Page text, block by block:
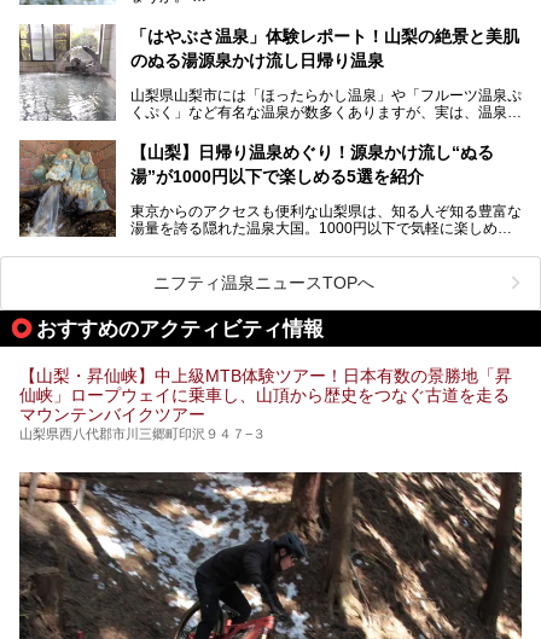
では循環濾過の沸かし湯が一般的ですが、ここは本物の極上
温泉。まさに価格破壊と言えるクオリティです。
室や無料朝食などをご紹介。温泉通が口を揃えて絶賛する神
コスパ宿の全貌を徹底解説します！
なかなか体験できない、湯治体験が日帰りでできる温浴施設
が山梨にあります。
ぴあ」の魅力をご紹介します。
提供元：株式会社湯ーとぴあ【PR】
この記事は株式会社湯ーとぴあのPRレポート記事です。
「はやぶさ温泉」体験レポート！山梨の絶景と美肌
のぬる湯源泉かけ流し日帰り温泉
山梨県山梨市には「ほったらかし温泉」や「フルーツ温泉ぷ
くぷく」など有名な温泉が数多くありますが、実は、温泉マ
です。今回紹介する「はやぶさ温泉」も、そのひとつ。温泉
はもちろん、絶景や地元食材を活かしたグルメも堪能できま
す。
します。
【山梨】日帰り温泉めぐり！源泉かけ流し“ぬる
湯”が1000円以下で楽しめる5選を紹介
東京からのアクセスも便利な山梨県は、知る人ぞ知る豊富な
湯量を誇る隠れた温泉大国。1000円以下で気軽に楽しめ
も、これからの季節に嬉しい、じんわりと体の芯まで温ま
る“ぬる湯”が豊富なのも魅力。今回は、湯質も抜群で心ゆく
までリラックスできる山梨のお得な日帰り温泉を、実際体験
した感想と共に紹介します。
※ぬる湯とは35℃～39℃程度の体温に近いぬるめ温泉のこ
ニフティ温泉ニュースTOPへ
おすすめのアクティビティ情報
【山梨・昇仙峡】中上級MTB体験ツアー！日本有数の景勝地「昇
仙峡」ロープウェイに乗車し、山頂から歴史をつなぐ古道を走る
マウンテンバイクツアー
山梨県西八代郡市川三郷町印沢９４７−３